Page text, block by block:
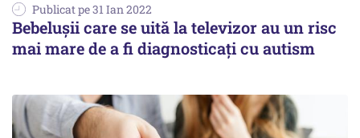
Publicat pe 31 Ian 2022
Bebelușii care se uită la televizor au un risc
mai mare de a fi diagnosticați cu autism